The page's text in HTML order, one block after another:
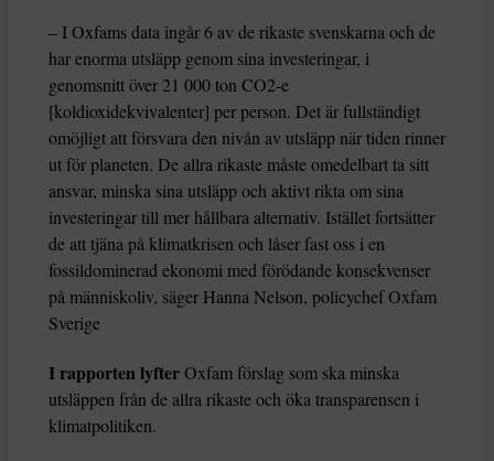
– I Oxfams data ingår 6 av de rikaste svenskarna och de
har enorma utsläpp genom sina investeringar, i
genomsnitt över 21 000 ton CO2-e
[koldioxidekvivalenter] per person. Det är fullständigt
omöjligt att försvara den nivån av utsläpp när tiden rinner
ut för planeten. De allra rikaste måste omedelbart ta sitt
ansvar, minska sina utsläpp och aktivt rikta om sina
investeringar till mer hållbara alternativ. Istället fortsätter
de att tjäna på klimatkrisen och låser fast oss i en
fossildominerad ekonomi med förödande konsekvenser
på människoliv, säger Hanna Nelson, policychef Oxfam
Sverige
I rapporten lyfterOxfam förslag som ska minska
utsläppen från de allra rikaste och öka transparensen i
klimatpolitiken.